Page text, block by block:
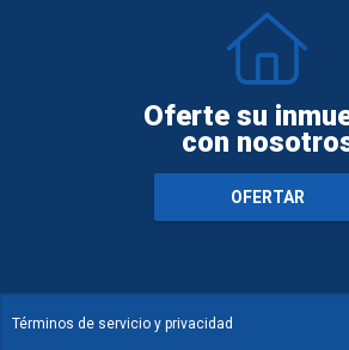
Oferte su
con
OFERTAR